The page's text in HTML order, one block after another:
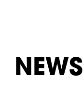
NEWS